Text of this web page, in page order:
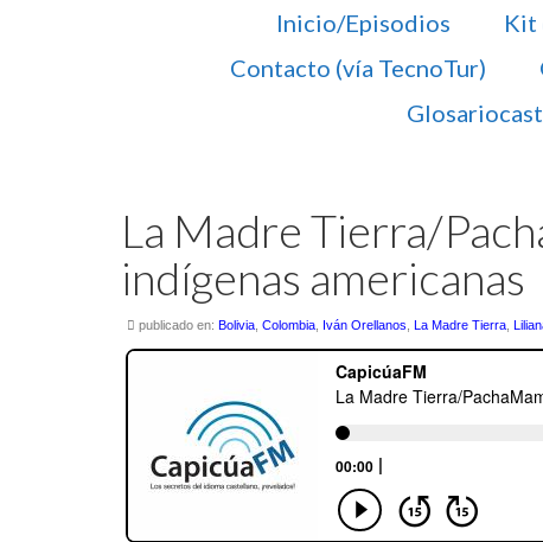
Inicio/Episodios Kit
Contacto (vía TecnoTur)
La Madre Tierra/
indígenas americanas
publicado en: Bolivia Colombia Iván Orellanos La Madre Tierra